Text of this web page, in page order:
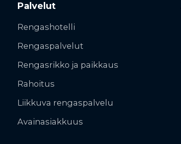
Palvelut
Rengashotelli
Rengaspalvelut
Rengasrikko ja paikkaus
Rahoitus
Liikkuva rengaspalvelu
Avainasiakkuus